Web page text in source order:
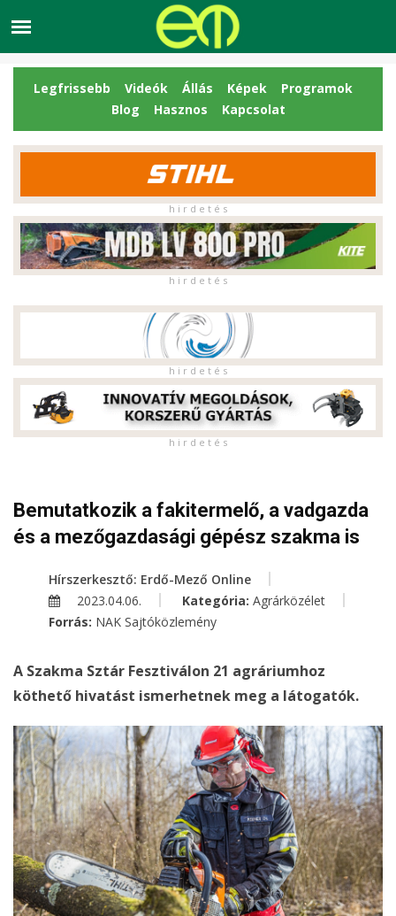
Legfrissebb Videók Állás Képek
Programok
Blog
Hasznos Kapcsolat
h i r d e t é s
h i r d e t é s
h i r d e t é s
h i r d e t é s
Bemutatkozik a fakitermelő, a vadgazda
és a mezőgazdasági gépész szakma is
Hírszerkesztő: Erdő-Mező Online
2023.04.06.
Kategória: Agrárközélet
Forrás: NAK Sajtóközlemény
A Szakma Sztár Fesztiválon 21 agráriumhoz
köthető hivatást ismerhetnek meg a látogatók.